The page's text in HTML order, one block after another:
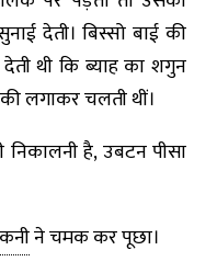
देती। बिस्सो बाई की
थी कि ब्याह का शगुन
लगाकर चलती थीं।
निकालनी है, उबटन पीसा
कनीने चमक कर पूछा।